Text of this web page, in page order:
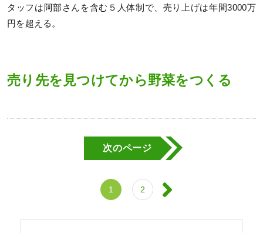
タッフは阿部さんを含む５人体制で、売り上げは年間3000万
円を超える。
売り先を見つけてから野菜をつくる
次のページ
1 2